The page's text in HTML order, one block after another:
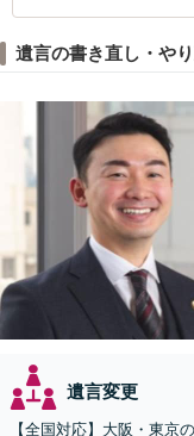
遺言の書き直し・や
遺言変更
【全国対応】大阪・東京